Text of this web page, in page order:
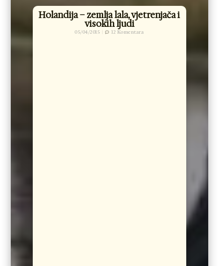
Holandija – zemlja lala, vjetrenjača i
visokih ljudi
05/04/2015 12 Komentara